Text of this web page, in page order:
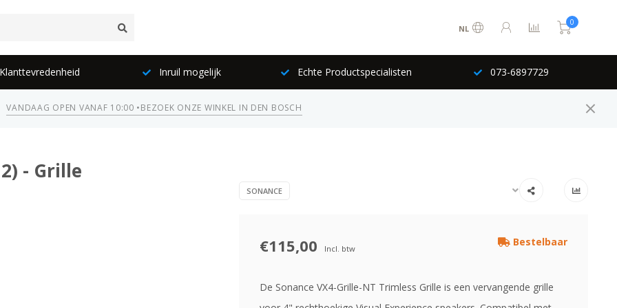
NL
0
Inruil mogelijk Echte Productspecialisten 073-6897729
VANDAAG OPEN VANAF 10:00 •BEZOEK ONZE WINKEL IN DEN BOSCH
- Grille
SONANCE
€115,00 Incl. btw
Bestelbaar
De Sonance VX4-Grille-NT Trimless Grille is een vervangende grille